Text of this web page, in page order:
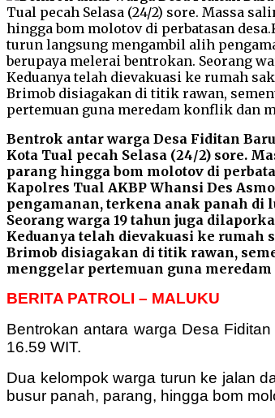
Bentrok antar warga Desa Fiditan
Kota Tual pecah Selasa (24/2) sore.
parang hingga bom molotov di
Kapolres Tual AKBP Whansi Des
pengamanan, terkena anak panah di
Seorang warga 19 tahun juga
Keduanya telah dievakuasi ke rumah
Brimob disiagakan di titik rawan,
menggelar pertemuan guna
BERITA PATROLI – MALUKU
Bentrokan antara warga Desa
16.59 WIT.
Dua kelompok warga turun ke jalan
busur panah, parang, hingga bom